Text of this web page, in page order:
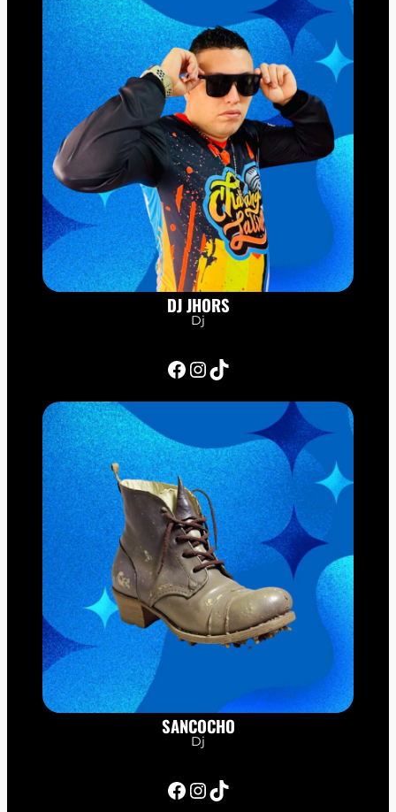
DJ JHORS
Dj
Facebook InstagramTikTok
SANCOCHO
Dj
Facebook InstagramTikTok